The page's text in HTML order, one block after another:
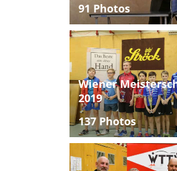
91 Photos
Wiener
2019
137 Photos